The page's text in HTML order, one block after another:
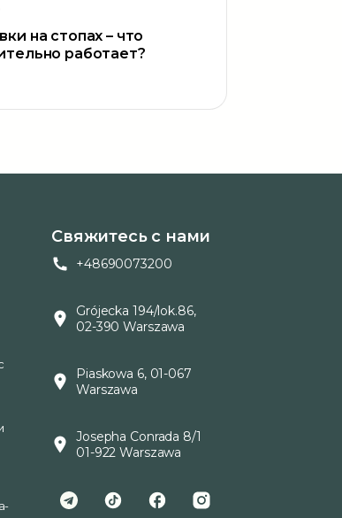
на стопах – что
работает?
Свяжитесь с нами
+48690073200
Grójecka 194/lok.86,
02-390 Warszawa
Piaskowa 6, 01-067
Warszawa
Josepha Conrada 8/1
01-922 Warszawa